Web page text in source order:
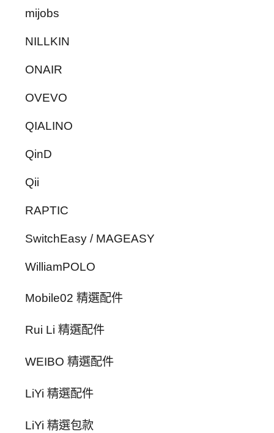
mijobs
NILLKIN
ONAIR
OVEVO
QIALINO
QinD
Qii
RAPTIC
SwitchEasy / MAGEASY
WilliamPOLO
Mobile02 精選配件
Rui Li 精選配件
WEIBO 精選配件
LiYi 精選配件
LiYi 精選包款